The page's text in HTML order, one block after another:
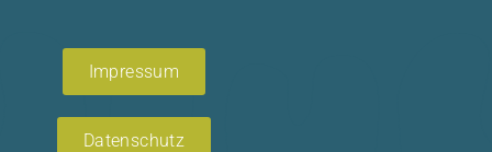
Impressum
Datenschutz